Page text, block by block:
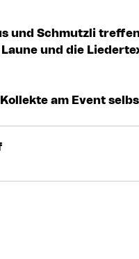
und Schmutzli
und die
am Event